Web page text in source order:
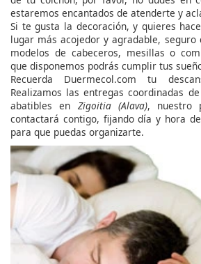
estaremos encantados de atenderte y
Si te gusta la decoración, y quieres
lugar más acojedor y agradable, seguro
modelos de cabeceros, mesillas o
que disponemos podrás cumplir tus
Recuerda Duermecol.com tu
Realizamos las entregas coordinadas de
abatibles en Zigoitia (Alava), nuestro
contactará contigo, fijando día y hora
para que puedas organizarte.